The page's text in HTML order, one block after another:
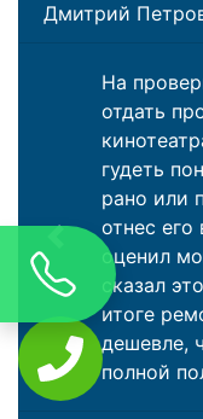
Дмитрий
На
отдать
гудеть
рано или
отнес
оценил
сказал
итоге
дешевле,
полной
Previous